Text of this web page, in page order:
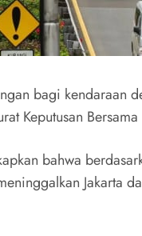
bagi kendaraan
Keputusan
bahwa
Jakarta